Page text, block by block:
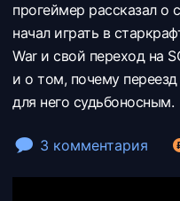
прогеймер рассказал о
начал играть в
War и свой переход на
и о том, почему переезд
для него судьбоносным.
3 комментария